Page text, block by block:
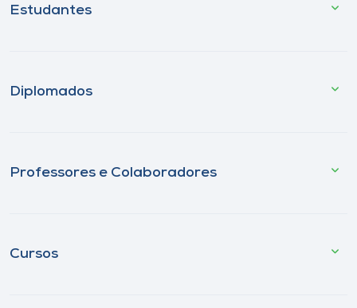
Estudantes
Diplomados
Professores e Colaboradores
Cursos